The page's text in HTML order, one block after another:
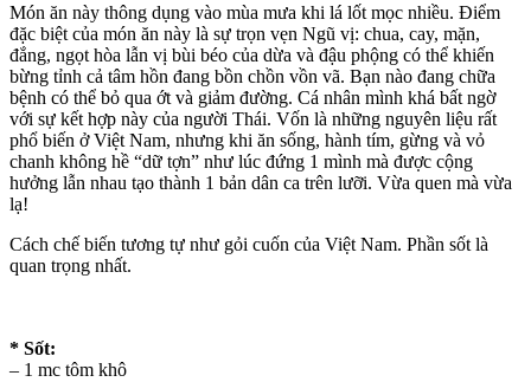
Món ăn này thông dụng vào mùa mưa khi lá lốt mọc nhiều. Điểm
đặc biệt của món ăn này là sự trọn vẹn Ngũ vị: chua, cay, mặn,
đắng, ngọt hòa lẫn vị bùi béo của dừa và đậu phộng có thể khiến
bừng tỉnh cả tâm hồn đang bồn chồn vồn vã. Bạn nào đang chữa
bệnh có thể bỏ qua ớt và giảm đường. Cá nhân mình khá bất ngờ
với sự kết hợp này của người Thái. Vốn là những nguyên liệu rất
phổ biến ở Việt Nam, nhưng khi ăn sống, hành tím, gừng và vỏ
chanh không hề “dữ tợn” như lúc đứng 1 mình mà được cộng
hưởng lẫn nhau tạo thành 1 bản dân ca trên lưỡi. Vừa quen mà vừa
lạ!
Cách chế biến tương tự như gỏi cuốn của Việt Nam. Phần sốt là
quan trọng nhất.
* Sốt:
– 1 mc tôm khô